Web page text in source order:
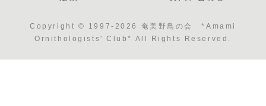
Copyright © 1997-2026 奄美野鳥の会 *Amami
Ornithologists' Club* All Rights Reserved.